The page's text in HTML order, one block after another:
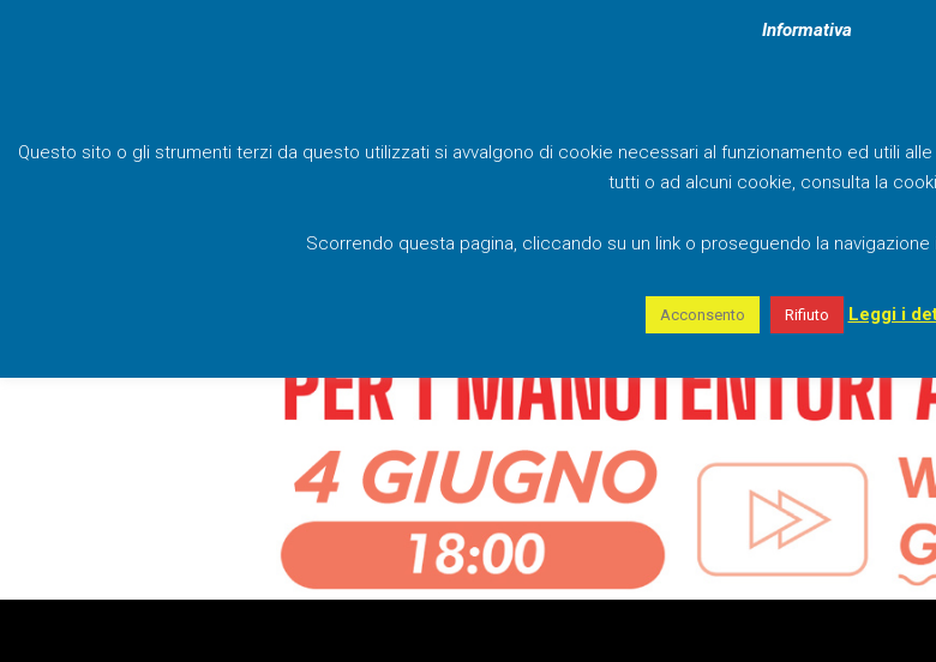
Informativa
Questo sito o gli strumenti terzi da questo utilizzati si avvalgono di cookie necessari al funzionamento ed utili
tutti o ad alcuni cookie, consulta la
Scorrendo questa pagina, cliccando su un link o proseguendo la
Acconsento Rifiuto Leggi i